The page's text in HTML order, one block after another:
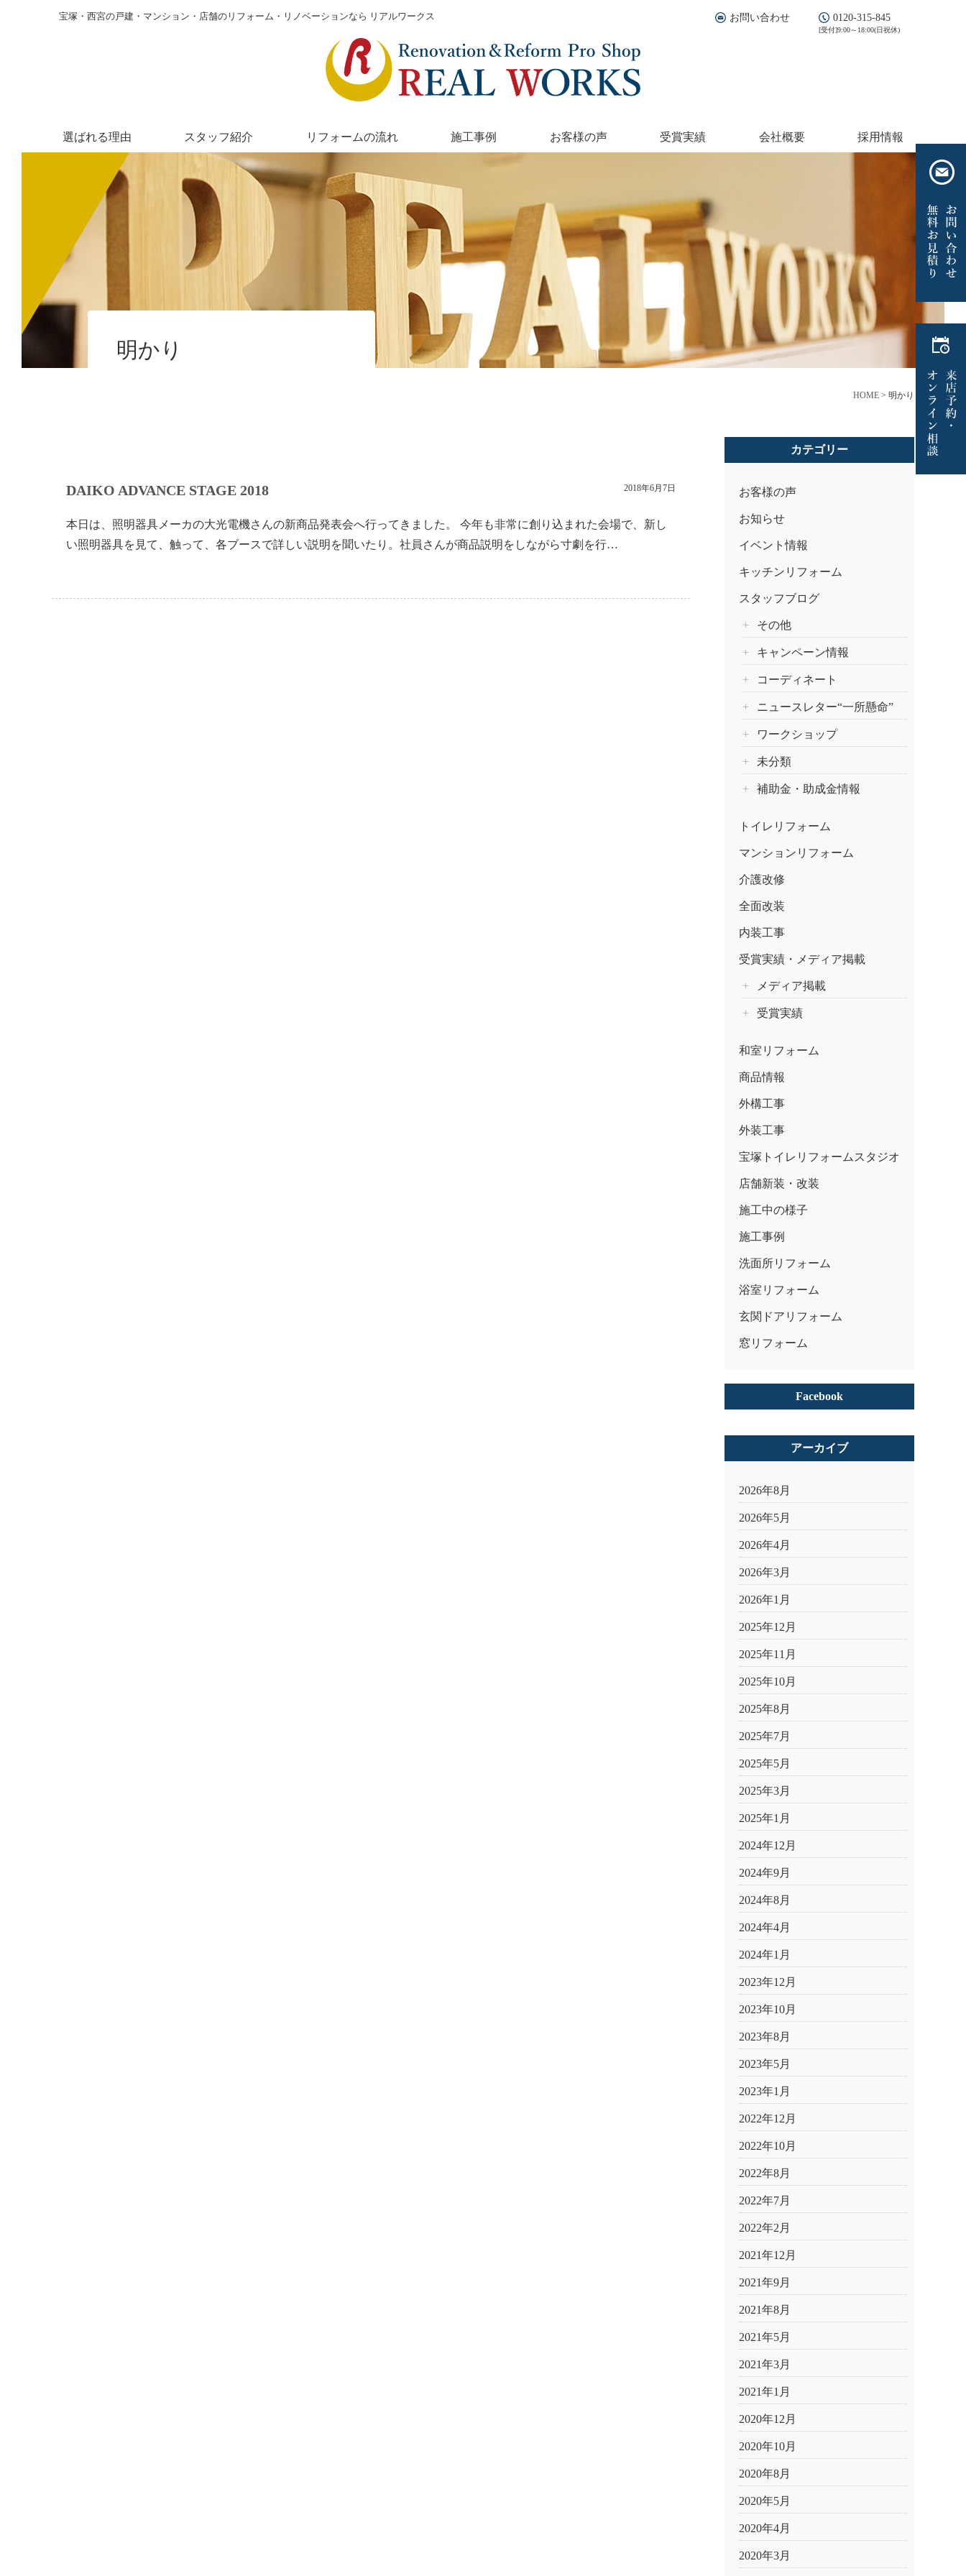
宝塚・西宮の戸建・マンション・店舗のリフォーム・リノベーションなら リアルワークス お問い合わせ 0120-315-845
[受付]9:00～18:00(日祝休)
選ばれる理由 スタッフ紹介 リフォームの流れ 施工事例 お客様の声 受賞実績 会社概要 採用情報
明かり
HOME > 明かり
DAIKO ADVANCE STAGE 2018 2018年6月7日
本日は、照明器具メーカの大光電機さんの新商品発表会へ行ってきました。 今年も非常に創り込まれた会場で、新し
い照明器具を見て、触って、各ブースで詳しい説明を聞いたり。社員さんが商品説明をしながら寸劇を行…
カテゴリー
お客様の声
お知らせ
イベント情報
キッチンリフォーム
スタッフブログ
その他
キャンペーン情報
コーディネート
ニュースレター“一所懸命”
ワークショップ
未分類
補助金・助成金情報
トイレリフォーム
マンションリフォーム
介護改修
全面改装
内装工事
受賞実績・メディア掲載
メディア掲載
受賞実績
和室リフォーム
商品情報
外構工事
外装工事
宝塚トイレリフォームスタジオ
店舗新装・改装
施工中の様子
施工事例
洗面所リフォーム
浴室リフォーム
玄関ドアリフォーム
窓リフォーム
Facebook
アーカイブ
2026年8月
2026年5月
2026年4月
2026年3月
2026年1月
2025年12月
2025年11月
2025年10月
2025年8月
2025年7月
2025年5月
2025年3月
2025年1月
2024年12月
2024年9月
2024年8月
2024年4月
2024年1月
2023年12月
2023年10月
2023年8月
2023年5月
2023年1月
2022年12月
2022年10月
2022年8月
2022年7月
2022年2月
2021年12月
2021年9月
2021年8月
2021年5月
2021年3月
2021年1月
2020年12月
2020年10月
2020年8月
2020年5月
2020年4月
2020年3月